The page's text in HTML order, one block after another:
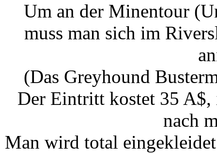
Um an der Minentour
muss man sich im
(Das Greyhound
Der Eintritt kostet 35 A$,
nach
Man wird total